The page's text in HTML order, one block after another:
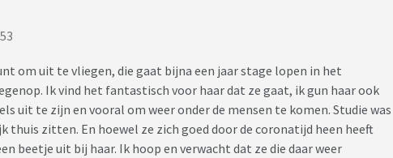
om uit te vliegen, die gaat bijna een jaar stage lopen in het
Ik vind het fantastisch voor haar dat ze gaat, ik gun haar ook
uit te zijn en vooral om weer onder de mensen te komen. Studie was
thuis zitten. En hoewel ze zich goed door de coronatijd heen heeft
beetje uit bij haar. Ik hoop en verwacht dat ze die daar weer